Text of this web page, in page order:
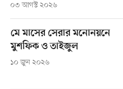
০৩ আগস্ট ২০২৬
মে মাসের সেরার মনোনয়নে
মুশফিক ও তাইজুল
১০ জুন ২০২৬